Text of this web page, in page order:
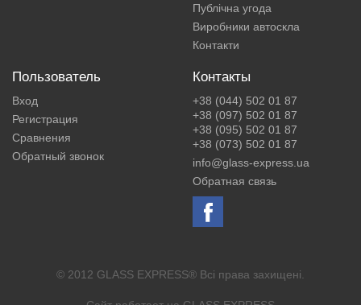
Публічна угода
Виробники автоскла
Контакти
Пользователь
Вход
Регистрация
Сравнения
Обратный звонок
Контакты
+38 (044) 502 01 87
+38 (097) 502 01 87
+38 (095) 502 01 87
+38 (073) 502 01 87
info@glass-express.ua
Обратная связь
© 2012 GLASS EXPRESS® Всі права захищені.